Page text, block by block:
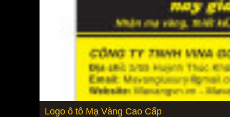
Logo ô tô Mạ Vàng Cao Cấp